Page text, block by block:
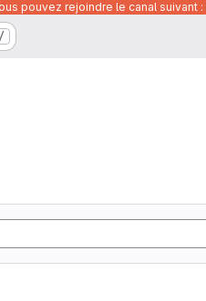
pouvez rejoindre le canal suivant :
/